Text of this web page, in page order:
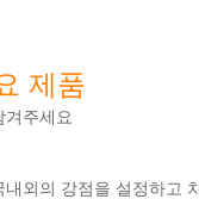
제품
겨주세요
외의 강점을 설정하고